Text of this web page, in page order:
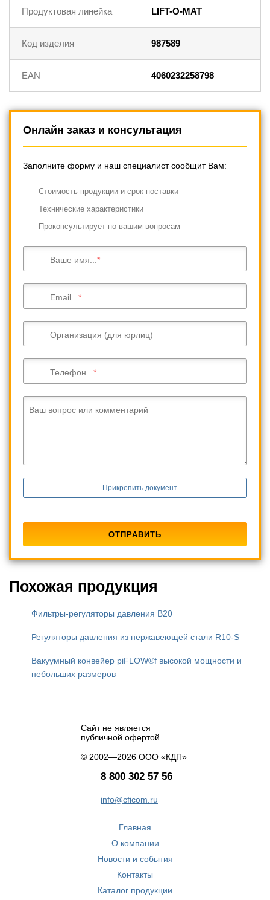
Продуктовая линейка LIFT-O-MAT
Код изделия 987589
EAN 4060232258798
Онлайн заказ и консультация
Заполните форму и наш специалист сообщит Вам:
Cтоимость продукции и срок поставки
Технические характеристики
Проконсультирует по вашим вопросам
Ваше имя...
Email...
Организация (для юрлиц)
Телефон...
Ваш вопрос или комментарий
Прикрепить документ
Похожая продукция
Фильтры-регуляторы давления B20
Регуляторы давления из нержавеющей стали R10-S
Вакуумный конвейер piFLOW®f высокой мощности и
небольших размеров
Сайт не является
публичной офертой
© 2002—2026 ООО «КДП»
8 800 302 57 56
info@cficom.ru
Главная
О компании
Новости и события
Контакты
Каталог продукции